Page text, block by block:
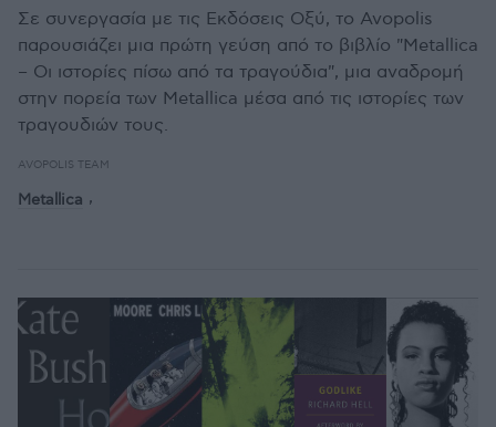
Σε συνεργασία με τις Εκδόσεις Οξύ, το Avopolis
παρουσιάζει μια πρώτη γεύση από το βιβλίο "Metallica
– Οι ιστορίες πίσω από τα τραγούδια", μια αναδρομή
στην πορεία των Metallica μέσα από τις ιστορίες των
τραγουδιών τους.
AVOPOLIS TEAM
Metallica